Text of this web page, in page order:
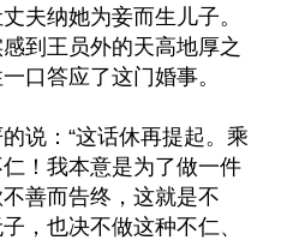
夫纳她为妾而生儿子。
到王员外的天高地厚之
口答应了这门婚事。
说：“这话休再提起。乘
！我本意是为了做一件
善而告终，这就是不
，也决不做这种不仁、